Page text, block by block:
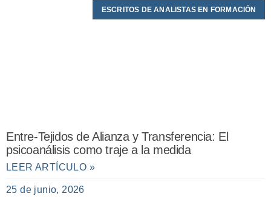
ESCRITOS DE ANALISTAS EN FORMACIÓN
Entre-Tejidos de Alianza y Transferencia: El
psicoanálisis como traje a la medida
LEER ARTÍCULO »
25 de junio, 2026